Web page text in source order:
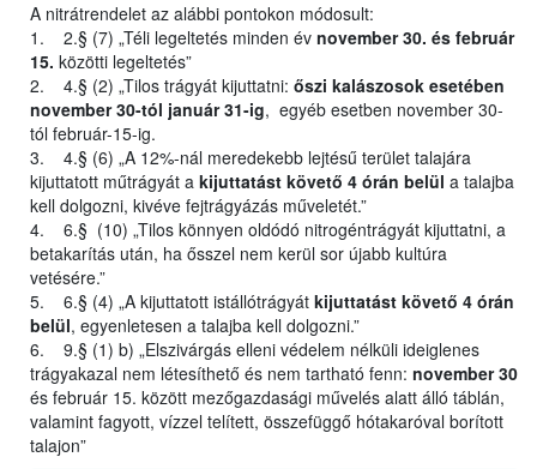
A nitrátrendelet az alábbi pontokon módosult:
1. 2.§ (7) „Téli legeltetés minden év november 30. és február
15. közötti legeltetés”
2. 4.§ (2) „Tilos trágyát kijuttatni: őszi kalászosok esetében
november 30-tól január 31-ig, egyéb esetben november 30-
tól február-15-ig.
3. 4.§ (6) „A 12%-nál meredekebb lejtésű terület talajára
kijuttatott műtrágyát a kijuttatást követő 4 órán belül a talajba
kell dolgozni, kivéve fejtrágyázás műveletét.”
4. 6.§ (10) „Tilos könnyen oldódó nitrogéntrágyát kijuttatni, a
betakarítás után, ha ősszel nem kerül sor újabb kultúra
vetésére.”
5. 6.§ (4) „A kijuttatott istállótrágyát kijuttatást követő 4 órán
belül, egyenletesen a talajba kell dolgozni.”
6. 9.§ (1) b) „Elszivárgás elleni védelem nélküli ideiglenes
trágyakazal nem létesíthető és nem tartható fenn: november 30
és február 15. között mezőgazdasági művelés alatt álló táblán,
valamint fagyott, vízzel telített, összefüggő hótakaróval borított
talajon”